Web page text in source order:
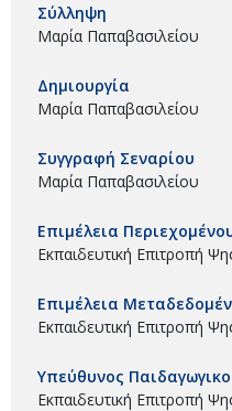
Σύλληψη
Μαρία Παπαβασιλείου
Δημιουργία
Μαρία Παπαβασιλείου
Συγγραφή Σεναρίου
Μαρία Παπαβασιλείου
Επιμέλεια
Εκπαιδευτική Επιτροπή
Επιμέλεια
Εκπαιδευτική Επιτροπή
Υπεύθυνος
Εκπαιδευτική Επιτροπή